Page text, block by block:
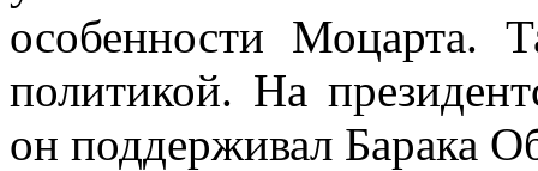
особенности Моцарта.
политикой. На
он поддерживал Барака